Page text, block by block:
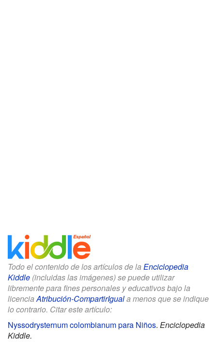
Todo el contenido de los artículos de la Enciclopedia
Kiddle (incluidas las imágenes) se puede utilizar
libremente para fines personales y educativos bajo la
licenciaAtribución-CompartirIguala menos que se indique
lo contrario. Citar este artículo:
Nyssodrysternum colombianum para Niños. Enciclopedia
Kiddle.